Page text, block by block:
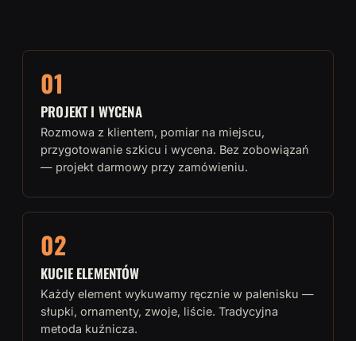
01
PROJEKT I WYCENA
Rozmowa z klientem, pomiar na miejscu,
przygotowanie szkicu i wycena. Bez zobowiązań
— projekt darmowy przy zamówieniu.
02
KUCIE ELEMENTÓW
Każdy element wykuwamy ręcznie w palenisku —
słupki, ornamenty, zwoje, liście. Tradycyjna
metoda kuźnicza.